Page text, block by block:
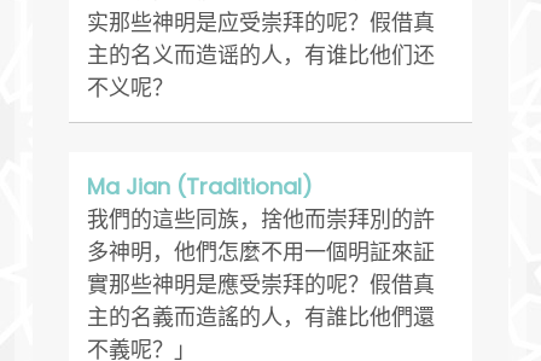
实那些神明是应受崇拜的呢？假借真
主的名义而造谣的人，有谁比他们还
不义呢？
Ma Jian (Traditional)
我們的這些同族，捨他而崇拜別的許
多神明，他們怎麼不用一個明証來証
實那些神明是應受崇拜的呢？假借真
主的名義而造謠的人，有誰比他們還
不義呢？」